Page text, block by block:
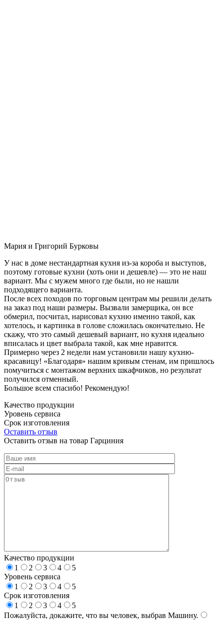
Мария и Григорий Бурковы
У нас в доме нестандартная кухня из-за короба и выступов,
поэтому готовые кухни (хоть они и дешевле) — это не наш
вариант. Мы с мужем много где были, но не нашли
подходящего варианта.
После всех походов по торговым центрам мы решили делать
на заказ под наши размеры. Вызвали замерщика, он все
обмерил, посчитал, нарисовал кухню именно такой, как
хотелось, и картинка в голове сложилась окончательно. Не
скажу, что это самый дешевый вариант, но кухня идеально
вписалась и цвет выбрала такой, как мне нравится.
Примерно через 2 недели нам установили нашу кухню-
красавицу! «Благодаря» нашим кривым стенам, им пришлось
помучиться с монтажом верхних шкафчиков, но результат
получился отменный.
Большое всем спасибо! Рекомендую!
Качество продукции
Уровень сервиса
Срок изготовления
Оставить отзыв
Оставить отзыв на товар Гарциния
Качество продукции
1
2 3 4
5
Уровень сервиса
1
2 3 4
5
Срок изготовления
1
2 3 4
5
Пожалуйста, докажите, что вы человек, выбрав Машину.